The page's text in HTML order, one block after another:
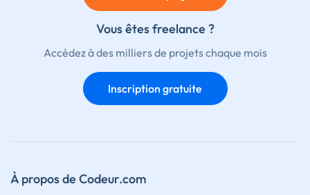
Vous êtes freelance ?
Accédez à des milliers de projets chaque mois
Inscription gratuite
À propos de Codeur.com